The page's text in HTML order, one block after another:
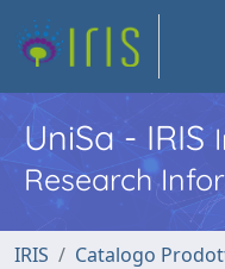
UniSa - IRIS
Research
IRIS
Catalogo